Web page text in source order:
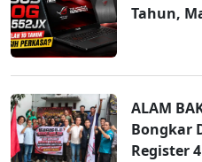
Tahun,
ALAM
Bongkar
Register